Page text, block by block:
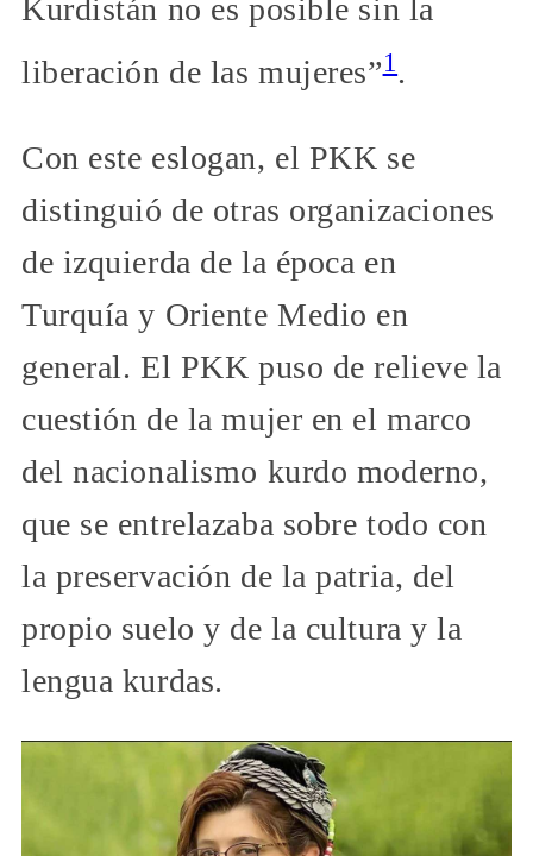
Kurdistán no es posible sin la
liberación de las mujeres”1.
Con este eslogan, el PKK se
distinguió de otras organizaciones
de izquierda de la época en
Turquía y Oriente Medio en
general. El PKK puso de relieve la
cuestión de la mujer en el marco
del nacionalismo kurdo moderno,
que se entrelazaba sobre todo con
la preservación de la patria, del
propio suelo y de la cultura y la
lengua kurdas.